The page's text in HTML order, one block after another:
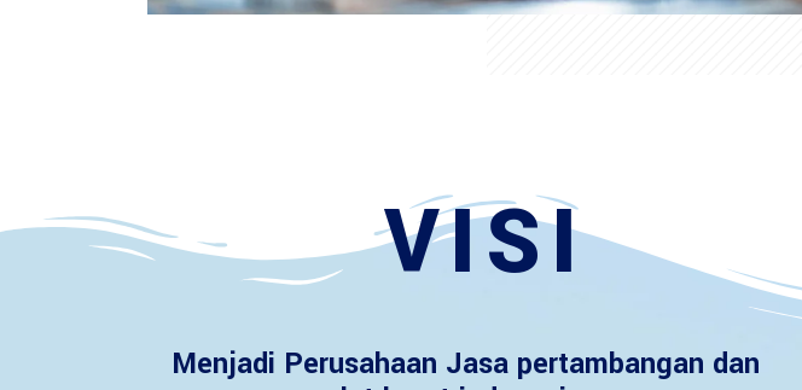
VISI
Menjadi Perusahaan Jasa pertambangan dan